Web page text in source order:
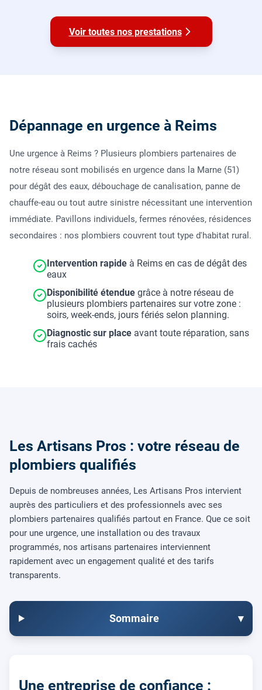
Voir toutes nos prestations
Dépannage en urgence à Reims
Une urgence à Reims ? Plusieurs plombiers partenaires de
notre réseau sont mobilisés en urgence dans la Marne (51)
pour dégât des eaux, débouchage de canalisation, panne de
chauffe-eau ou tout autre sinistre nécessitant une intervention
immédiate. Pavillons individuels, fermes rénovées, résidences
secondaires : nos plombiers couvrent tout type d'habitat rural.
Intervention rapide à Reims en cas de dégât des
eaux
Disponibilité étendue grâce à notre réseau de
plusieurs plombiers partenaires sur votre zone :
soirs, week-ends, jours fériés selon planning.
Diagnostic sur place avant toute réparation, sans
frais cachés
Les Artisans Pros : votre réseau de
plombiers qualifiés
Depuis de nombreuses années, Les Artisans Pros intervient
auprès des particuliers et des professionnels avec ses
plombiers partenaires qualifiés partout en France. Que ce soit
pour une urgence, une installation ou des travaux
programmés, nos artisans partenaires interviennent
rapidement avec un engagement qualité et des tarifs
transparents.
Sommaire ▾
Une entreprise de confiance :